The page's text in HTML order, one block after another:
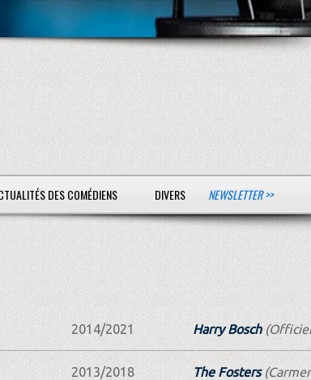
DES COMÉDIENS DIVERS NEWSLETTER >>
2014/2021 Harry Bosch
2013/2018 The Fosters